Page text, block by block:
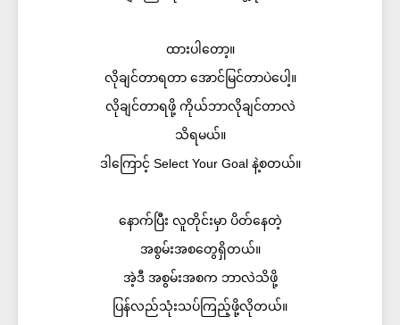
ထားပါတော့။
လိုချင်တာရတာ အောင်မြင်တာပဲပေါ့။
လိုချင်တာရဖို့ ကိုယ်ဘာလိုချင်တာလဲ
သိရမယ်။
ဒါကြောင့် Select Your Goal နဲ့စတယ်။
နောက်ပြီး လူတိုင်းမှာ ပိတ်နေတဲ့
အစွမ်းအစတွေရှိတယ်။
အဲ့ဒီ အစွမ်းအစက ဘာလဲသိဖို့
ပြန်လည်သုံးသပ်ကြည့်ဖို့လိုတယ်။